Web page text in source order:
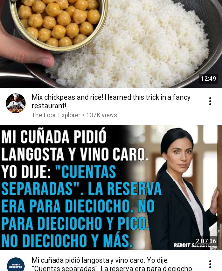
12:49
Mix chickpeas and rice! I learned this trick in a fancy
restaurant!
The Food Explorer • 137K views
2:07:36
Mi cuñada pidió langosta y vino caro. Yo dije:
"Cuentas separadas". La reserva era para dieciocho...